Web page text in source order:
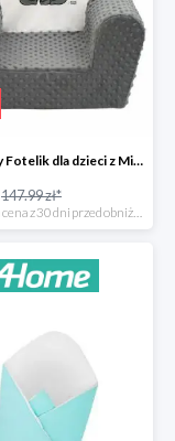
New Baby Fotelik dla dzieci z Minky Cute Family -12%
147.99 zł*
*najniższa cena z 30 dni przed obniżką